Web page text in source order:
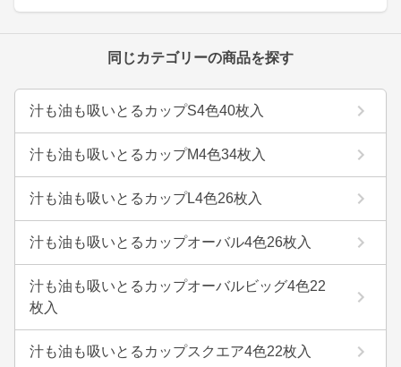
同じカテゴリーの商品を探す
汁も油も吸いとるカップS4色40枚入
汁も油も吸いとるカップM4色34枚入
汁も油も吸いとるカップL4色26枚入
汁も油も吸いとるカップオーバル4色26枚入
汁も油も吸いとるカップオーバルビッグ4色22
枚入
汁も油も吸いとるカップスクエア4色22枚入